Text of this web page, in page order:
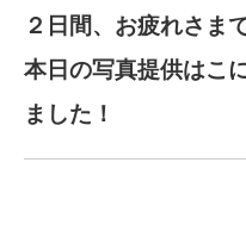
２日間、お疲れさま
本日の写真提供はこ
ました！